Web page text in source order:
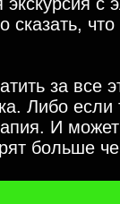
за все
Либо если
И
больше